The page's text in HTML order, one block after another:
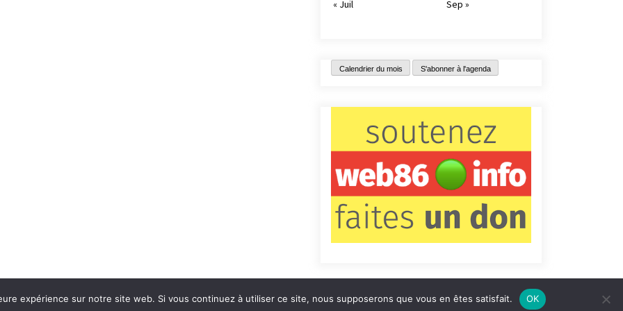
« Juil
Sep »
Calendrier du mois S'abonner à l'agenda
Contact Qui sommes-nous ? Informations légales
expérience sur notre site web. Si vous continuez à utiliser ce site, nous supposerons que vous en êtes satisfait. OK